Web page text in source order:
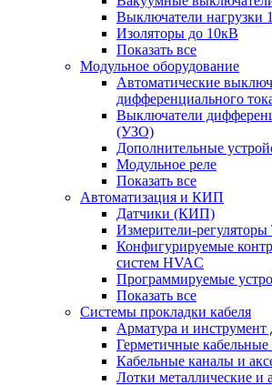
Выключатели нагрузки
Изоляторы до 10кВ
Показать все
Модульное оборудование
Автоматические
дифференциального
Выключатели
(УЗО)
Дополнительные
Модульное реле
Показать все
Автоматизация и КИП
Датчики (КИП)
Измерители-регуляторы
Конфигурируемые
систем HVAC
Программируемые
Показать все
Системы прокладки кабеля
Арматура и
Герметичные
Кабельные каналы и
Лотки металлические и